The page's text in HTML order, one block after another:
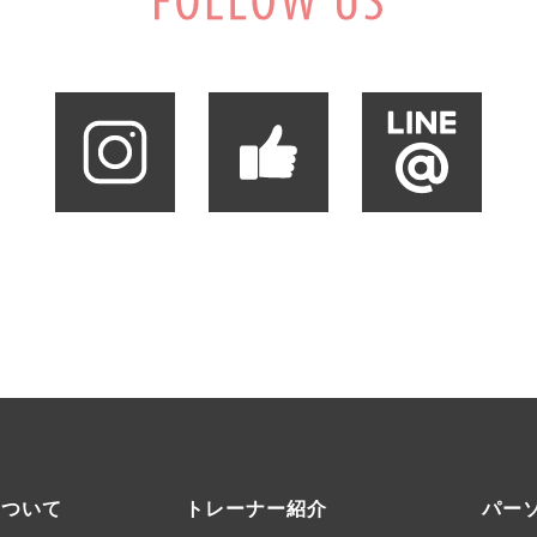
いて トレーナー紹介 パー